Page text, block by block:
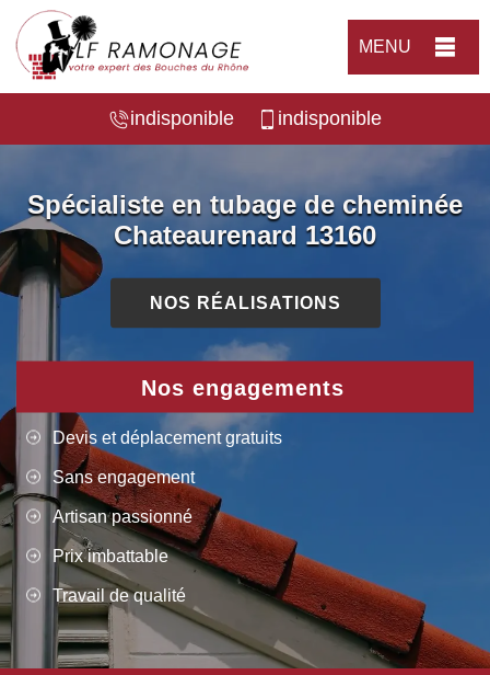
MENU
indisponible indisponible
Spécialiste en tubage de cheminée
Chateaurenard 13160
NOS RÉALISATIONS
Nos engagements
Devis et déplacement gratuits
Sans engagement
Artisan passionné
Prix imbattable
Travail de qualité